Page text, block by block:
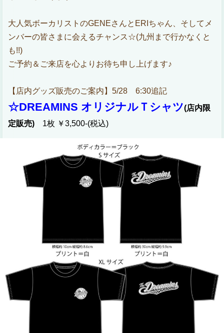
大人気ボーカリストのGENEさんとERIちゃん、そしてメ
ンバーの皆さまに会えるチャンス☆(九州まで行かなくと
も!!)
ご予約＆ご来店を心よりお待ち申し上げます♪
【店内グッズ販売のご案内】5/28 6:30追記
☆DREAMINS オリジナルＴシャツ(店内限
定販売) 1枚 ￥3,500-(税込)